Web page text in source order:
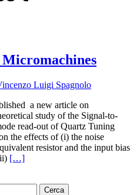
Luigi Spagnolo
a new article on
study of the Signal-to-
read-out of Quartz Tuning
the effects of (i) the noise
resistor and the input bias
Leggi
Publication
[…]